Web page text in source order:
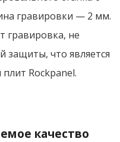
гравировки — 2 мм.
гравировка, не
защиты, что является
Rockpanel.
качество